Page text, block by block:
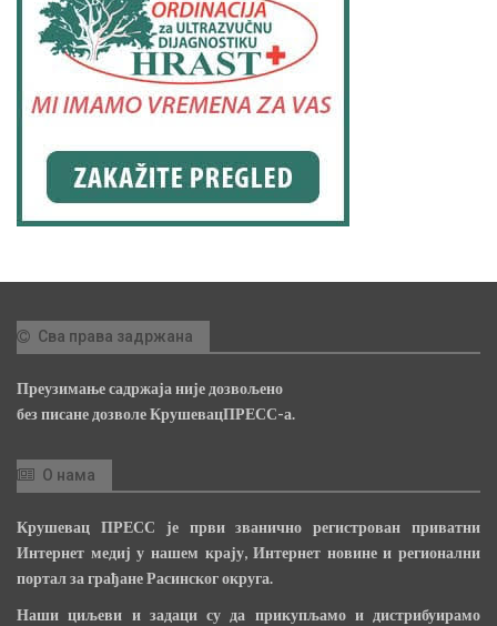
Сва права задржана
Преузимање садржаја није дозвољено
без писане дозволе КрушевацПРЕСС-а.
О нама
Крушевац ПРЕСС је први званично регистрован приватни
Интернет медиј у нашем крају, Интернет новине и регионални
портал за грађане Расинског округа.
Наши циљеви и задаци су да прикупљамо и дистрибуирамо